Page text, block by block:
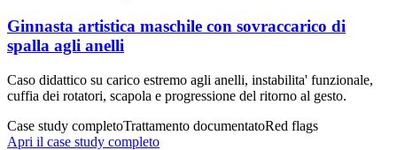
Ginnasta artistica maschile con sovraccarico di
spalla agli anelli
Caso didattico su carico estremo agli anelli, instabilita' funzionale,
cuffia dei rotatori, scapola e progressione del ritorno al gesto.
Case study completoTrattamento documentatoRed flags
Apri il case study completo